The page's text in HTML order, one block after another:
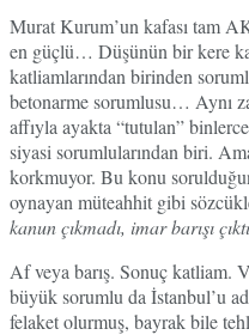
Murat Kurum’un kafası tam
en güçlü… Düşünün bir kere
katliamlarından birinden
betonarme sorumlusu… Aynı
affıyla ayakta “tutulan” binlerce
siyasi sorumlularından biri.
korkmuyor. Bu konu
oynayan müteahhit gibi
kanun çıkmadı, imar barışı
Af veya barış. Sonuç katliam.
büyük sorumlu da İstanbul’u
felaket olurmuş, bayrak bile